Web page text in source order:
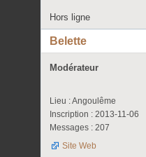
Hors ligne
Belette
Modérateur
Lieu : Angoulême
Inscription : 2013-11-06
Messages : 207
Site Web